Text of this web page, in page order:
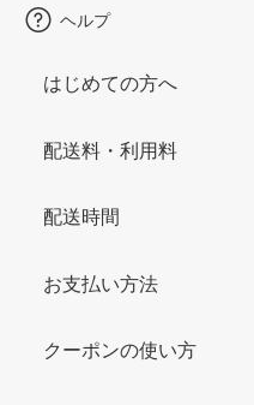
ヘルプ
はじめての方へ
配送料・利用料
配送時間
お支払い方法
クーポンの使い方